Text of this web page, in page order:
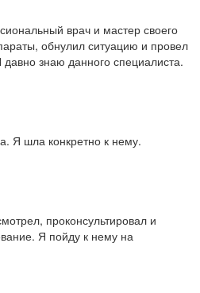
врач и мастер своего
обнулил ситуацию и провел
знаю данного специалиста.
Я шла конкретно к нему.
проконсультировал и
Я пойду к нему на